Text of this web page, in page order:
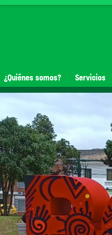
¿Quiénes somos?
Servicios